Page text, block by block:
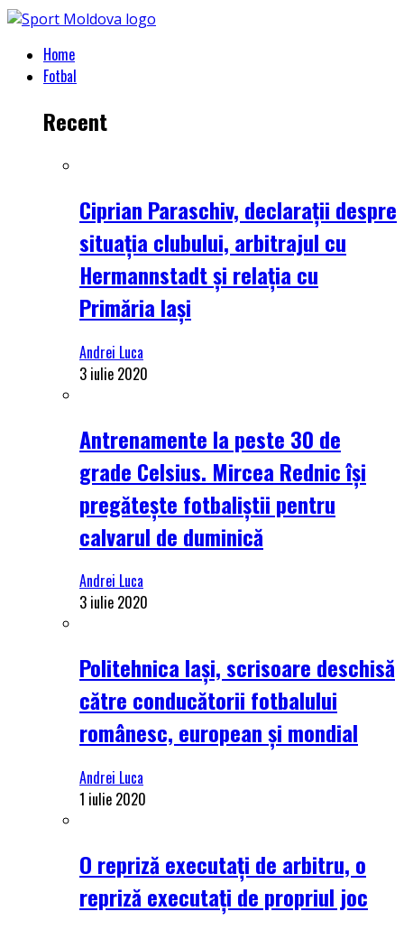
Home
Fotbal
Recent
Ciprian Paraschiv, declarații despre
situația clubului, arbitrajul cu
Hermannstadt și relația cu
Primăria Iași
Andrei Luca
3 iulie 2020
Antrenamente la peste 30 de
grade Celsius. Mircea Rednic își
pregătește fotbaliștii pentru
calvarul de duminică
Andrei Luca
3 iulie 2020
Politehnica Iași, scrisoare deschisă
către conducătorii fotbalului
românesc, european și mondial
Andrei Luca
1 iulie 2020
O repriză executați de arbitru, o
repriză executați de propriul joc